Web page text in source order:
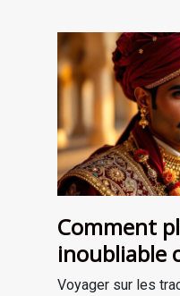
Comment
inoubliable
Maharadjas
Voyager sur les